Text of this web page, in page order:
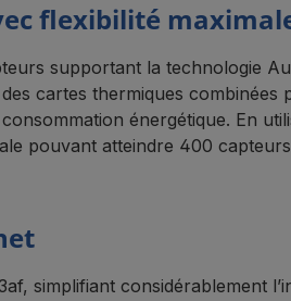
flexibilité
supportant la technologie
cartes thermiques
énergétique. En
pouvant atteindre 400
simplifiant considérablement